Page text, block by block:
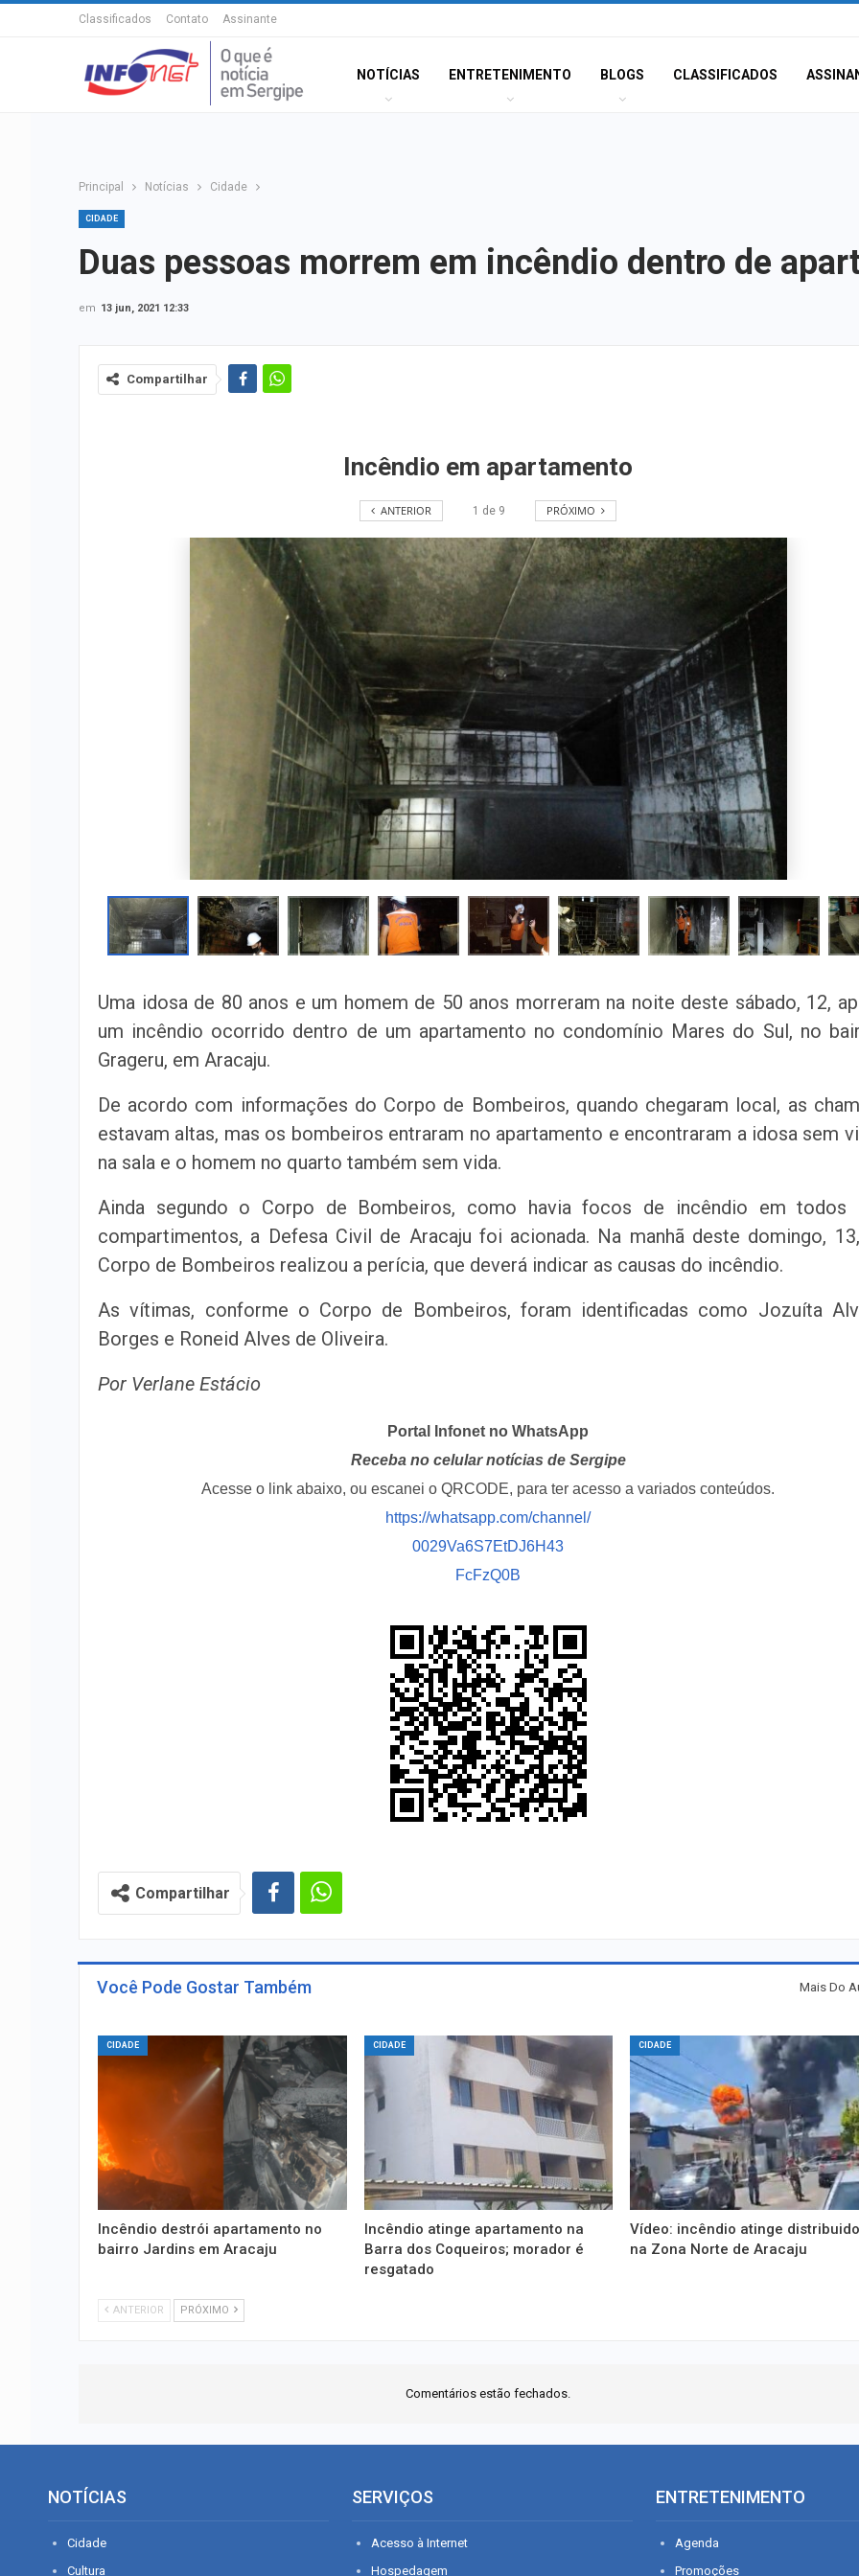
Classificados Contato Assinante
NOTÍCIAS ENTRETENIMENTO BLOGS CLASSIFICADOS
Principal Notícias Cidade
CIDADE
Duas pessoas morrem em incêndio dentro de
em 13 jun, 2021 12:33
Compartilhar
Incêndio em apartamento
ANTERIOR 1 de 9 PRÓXIMO
Uma idosa de 80 anos e um homem de 50 anos morreram na noite deste sábado, 12,
um incêndio ocorrido dentro de um apartamento no condomínio Mares do Sul, no
Grageru, em Aracaju.
De acordo com informações do Corpo de Bombeiros, quando chegaram local, as
estavam altas, mas os bombeiros entraram no apartamento e encontraram a idosa sem
na sala e o homem no quarto também sem vida.
Ainda segundo o Corpo de Bombeiros, como havia focos de incêndio em todos
compartimentos, a Defesa Civil de Aracaju foi acionada. Na manhã deste domingo,
Corpo de Bombeiros realizou a perícia, que deverá indicar as causas do incêndio.
As vítimas, conforme o Corpo de Bombeiros, foram identificadas como Jozuíta
Borges e Roneid Alves de Oliveira.
Por Verlane Estácio
Portal Infonet no WhatsApp
Receba no celular notícias de Sergipe
Acesse o link abaixo, ou escanei o QRCODE, para ter acesso a variados conteúdos.
https://whatsapp.com/channel/
0029Va6S7EtDJ6H43
FcFzQ0B
Compartilhar
Você Pode Gostar Também Mais Do
CIDADE
Incêndio destrói apartamento no
bairro Jardins em Aracaju
CIDADE
Incêndio atinge apartamento na
Barra dos Coqueiros; morador é
resgatado
CIDADE
Vídeo: incêndio atinge
na Zona Norte de Aracaju
ANTERIOR PRÓXIMO
Comentários estão fechados.
salários de até
Filarmônica de
Inesquecível
Dia dos Pais:
milhões de
pretendem
NOTÍCIAS
Cidade
Cultura
SERVIÇOS
Acesso à Internet
Hospedagem
ENTRETENIMENTO
Agenda
Promoções